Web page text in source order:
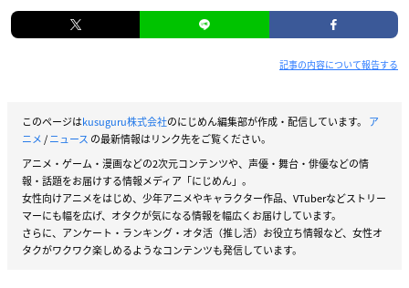
記事の内容について報告する
このページはkusuguru株式会社のにじめん編集部が作成・配信しています。 ア
ニメ/ニュース の最新情報はリンク先をご覧ください。
アニメ・ゲーム・漫画などの2次元コンテンツや、声優・舞台・俳優などの情
報・話題をお届けする情報メディア「にじめん」。
女性向けアニメをはじめ、少年アニメやキャラクター作品、VTuberなどストリー
マーにも幅を広げ、オタクが気になる情報を幅広くお届けしています。
さらに、アンケート・ランキング・オタ活（推し活）お役立ち情報など、女性オ
タクがワクワク楽しめるようなコンテンツも発信しています。